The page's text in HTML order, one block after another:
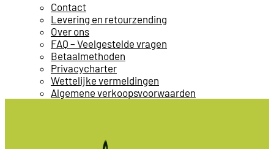
Contact
Levering en retourzending
Over ons
FAQ – Veelgestelde vragen
Betaalmethoden
Privacycharter
Wettelijke vermeldingen
Algemene verkoopsvoorwaarden